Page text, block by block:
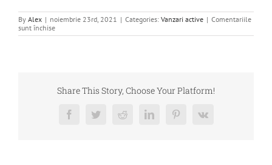
By Alex | noiembrie 23rd, 2021 | Categories: Vanzari active | Comentariile
sunt închisepentru
DE
APARTINAND
WINEFUL
Share This Story, Choose Your Platform!
FacebookTwitterRedditLinkedInPinterest
Vk